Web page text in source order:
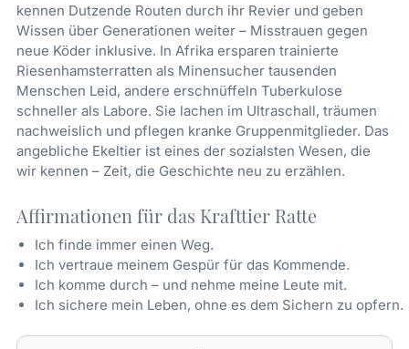
kennen Dutzende Routen durch ihr Revier und geben
Wissen über Generationen weiter – Misstrauen gegen
neue Köder inklusive. In Afrika ersparen trainierte
Riesenhamsterratten als Minensucher tausenden
Menschen Leid, andere erschnüffeln Tuberkulose
schneller als Labore. Sie lachen im Ultraschall, träumen
nachweislich und pflegen kranke Gruppenmitglieder. Das
angebliche Ekeltier ist eines der sozialsten Wesen, die
wir kennen – Zeit, die Geschichte neu zu erzählen.
Affirmationen für das Krafttier Ratte
Ich finde immer einen Weg.
Ich vertraue meinem Gespür für das Kommende.
Ich komme durch – und nehme meine Leute mit.
Ich sichere mein Leben, ohne es dem Sichern zu opfern.